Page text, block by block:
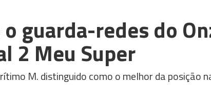
o guarda-redes do
2 Meu Super
M. distinguido como o melhor da posição